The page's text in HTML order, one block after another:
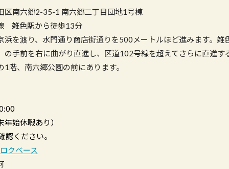
区南六郷2-35-1 南六郷二丁目団地1号棟
雑色駅から徒歩13分
浜を渡り、水門通り商店街通りを500メートルほど進みます。雑
の手前を右に曲がり直進し、区道102号線を超えてさらに直進す
階、南六郷公園の前にあります。
20:00
年始休暇あり）
認ください。
クベース